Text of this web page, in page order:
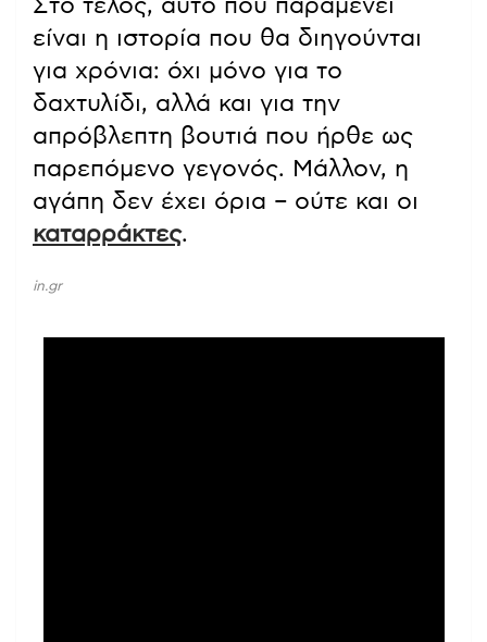
Στο τέλος, αυτό που παραμένει
είναι η ιστορία που θα διηγούνται
για χρόνια: όχι μόνο για το
δαχτυλίδι, αλλά και για την
απρόβλεπτη βουτιά που ήρθε ως
παρεπόμενο γεγονός. Μάλλον, η
αγάπη δεν έχει όρια – ούτε και οι
καταρράκτες.
in.gr